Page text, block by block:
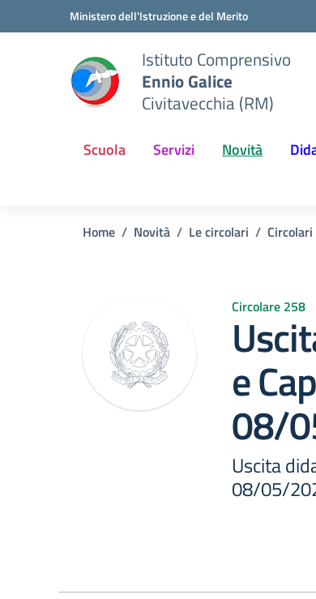
Vai ai contenuti
Vai al menu di navigazioneMinistero dell'Istruzione e del Merito
Istituto Comprensivo
Ennio Galice
Civitavecchia (RM)
Scuola Servizi Novità
Home Novità Le circolari
Circolare 258
e
08/
Uscita
08/05/